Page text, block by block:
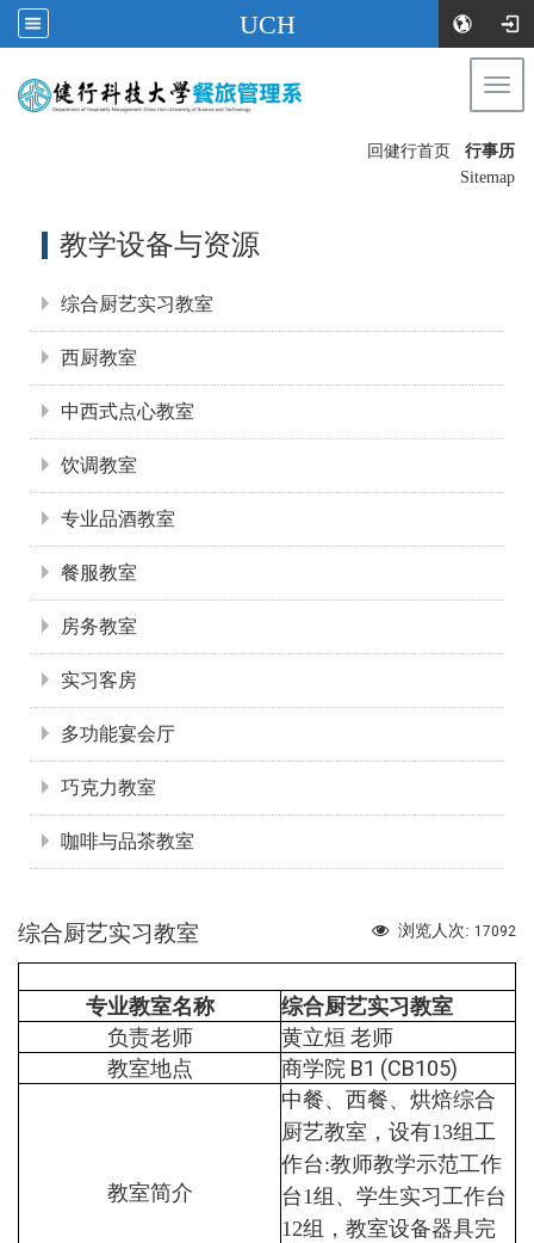
UCH
回健行首页
行事历
Sitemap
教学设备与资源
综合厨艺实习教室
西厨教室
中西式点心教室
饮调教室
专业品酒教室
餐服教室
房务教室
实习客房
多功能宴会厅
巧克力教室
咖啡与品茶教室
浏览人次: 17092
综合厨艺实习教室
专业教室名称
综合厨艺实习教室
负责老师
黄立烜 老师
教室地点
商学院 B1 (CB105)
教室简介
中餐、西餐、烘焙综合
厨艺教室，设有13组工
作台:教师教学示范工作
台1组、学生实习工作台
12组，教室设备器具完